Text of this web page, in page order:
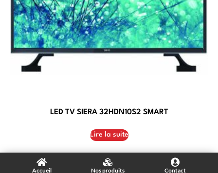
LED TV SIERA 32HDN10S2 SMART
Lire la suite
Accueil Nos produits Contact